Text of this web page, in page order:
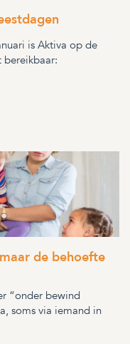
is Aktiva op de
de behoefte
“onder bewind
soms via iemand in